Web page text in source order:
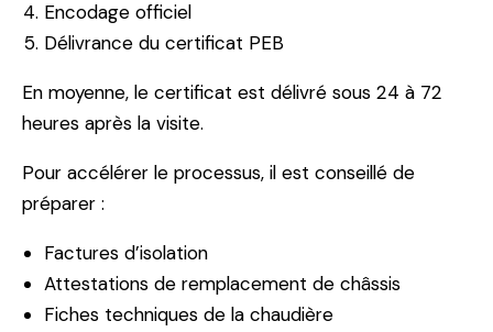
Encodage officiel
Délivrance du certificat PEB
En moyenne, le certificat est délivré sous 24 à 72
heures après la visite.
Pour accélérer le processus, il est conseillé de
préparer :
Factures d’isolation
Attestations de remplacement de châssis
Fiches techniques de la chaudière